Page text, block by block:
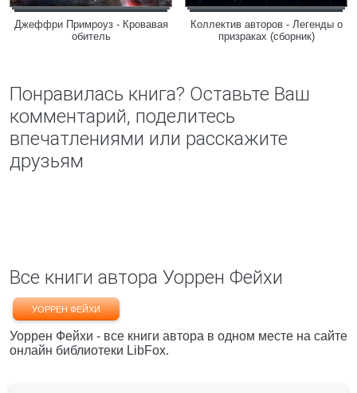
Джеффри Примроуз - Кровавая
обитель
Коллектив авторов - Легенды о
призраках (сборник)
Понравилась книга? Оставьте Ваш
комментарий, поделитесь
впечатлениями или расскажите
друзьям
Все книги автора Уоррен Фейхи
УОРРЕН ФЕЙХИ
Уоррен Фейхи - все книги автора в одном месте на сайте
онлайн библиотеки LibFox.